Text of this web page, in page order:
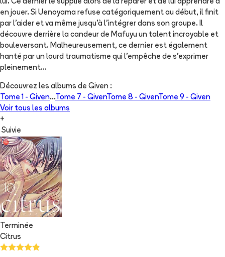
lui. Ce dernier le supplie alors de la réparer et de lui apprendre à
en jouer. Si Uenoyama refuse catégoriquement au début, il finit
par l'aider et va même jusqu'à l'intégrer dans son groupe. Il
découvre derrière la candeur de Mafuyu un talent incroyable et
bouleversant. Malheureusement, ce dernier est également
hanté par un lourd traumatisme qui l'empêche de s'exprimer
pleinement...
Découvrez les albums de Given :
Tome 1 - Given...Tome 7 - GivenTome 8 - GivenTome 9 - Given
Voir tous les albums
+
Suivie
Terminée
Citrus